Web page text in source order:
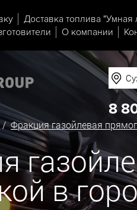
Доставка топлива "Умная
О компании
8
Фракция газойлевая
в